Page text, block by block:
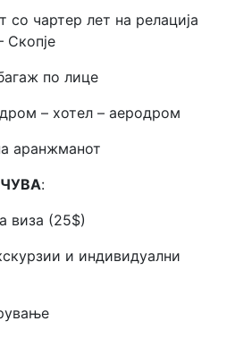
со чартер лет на релација
Скопје
по лице
– хотел – аеродром
аранжманот
:
виза (25$)
и индивидуални